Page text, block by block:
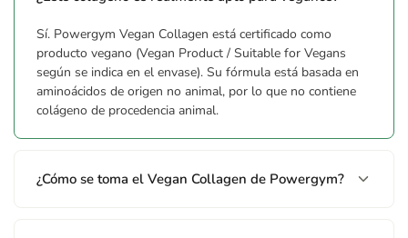
Sí. Powergym Vegan Collagen está certificado como
producto vegano (Vegan Product / Suitable for Vegans
según se indica en el envase). Su fórmula está basada en
aminoácidos de origen no animal, por lo que no contiene
colágeno de procedencia animal.
¿Cómo se toma el Vegan Collagen de Powergym?